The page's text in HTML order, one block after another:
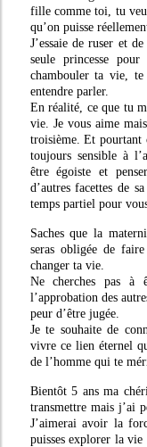
fille comme toi, tu
qu’on puisse
J’essaie de ruser et
seule princesse
chambouler ta vie,
entendre parler.
En réalité, ce que tu
vie. Je vous aime
troisième. Et pourtant
toujours sensible à
être égoiste et
d’autres facettes de
temps partiel pour
Saches que la
seras obligée de
changer ta vie.
Ne cherches pas à
l’approbation des
peur d’être jugée.
Je te souhaite de
vivre ce lien éternel
de l’homme qui te
Bientôt 5 ans ma
transmettre mais j’ai
J’aimerai avoir la
puisses explorer la